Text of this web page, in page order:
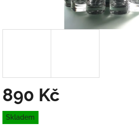
890 Kč
Měrná
cena:
Skladem